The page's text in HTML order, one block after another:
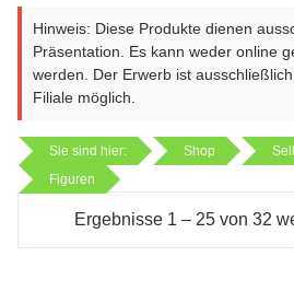
Hinweis: Diese Produkte dienen
Präsentation. Es kann weder online
werden. Der Erwerb ist
Filiale möglich.
Ergebnisse 1 – 25 von 32
Sie sind hier: Shop
Figuren